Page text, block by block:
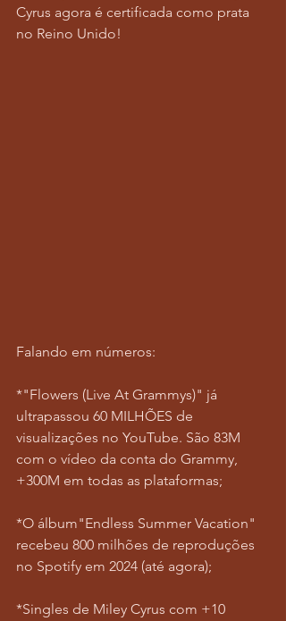
Cyrus agora é certificada como prata
no Reino Unido!
Falando em números:
*"Flowers (Live At Grammys)" já
ultrapassou 60 MILHÕES de
visualizações no YouTube. São 83M
com o vídeo da conta do Grammy,
+300M em todas as plataformas;
*O álbum"Endless Summer Vacation"
recebeu 800 milhões de reproduções
no Spotify em 2024 (até agora);
*Singles de Miley Cyrus com +10